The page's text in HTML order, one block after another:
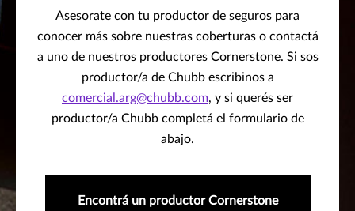
Asesorate con tu productor de seguros para
conocer más sobre nuestras coberturas o contactá
a uno de nuestros productores Cornerstone. Si sos
productor/a de Chubb escribinos a
comercial.arg@chubb.com, y si querés ser
productor/a Chubb completá el formulario de
abajo.
Encontrá un productor Cornerstone